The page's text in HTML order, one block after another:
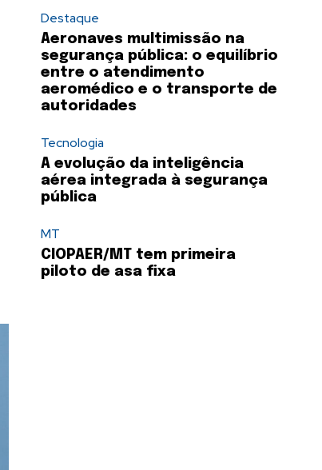
Destaque
Aeronaves multimissão na
segurança pública: o equilíbrio
entre o atendimento
aeromédico e o transporte de
autoridades
Tecnologia
A evolução da inteligência
aérea integrada à segurança
pública
MT
CIOPAER/MT tem primeira
piloto de asa fixa